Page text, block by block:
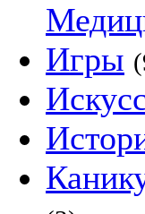
Игры